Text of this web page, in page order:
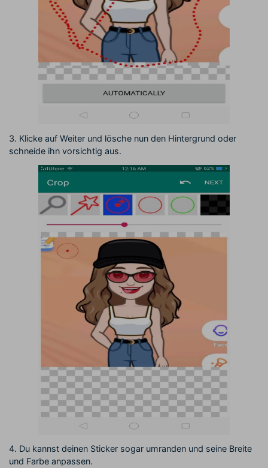
3. Klicke auf Weiter und lösche nun den Hintergrund oder
schneide ihn vorsichtig aus.
4. Du kannst deinen Sticker sogar umranden und seine Breite
und Farbe anpassen.